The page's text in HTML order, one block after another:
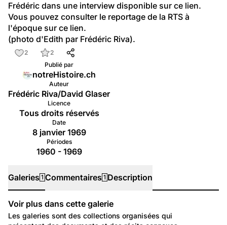
Frédéric dans une interview disponible sur ce lien.
Vous pouvez consulter le reportage de la RTS à
l'époque sur ce lien.
(photo d'Edith par Frédéric Riva).
2
2
Publié par
notreHistoire.ch
Auteur
Frédéric Riva/David Glaser
Licence
Tous droits réservés
Date
8 janvier 1969
Périodes
1960 - 1969
Galeries 1 Commentaires 1 Description
Galeries
Voir plus dans cette galerie
Les galeries sont des collections organisées qui